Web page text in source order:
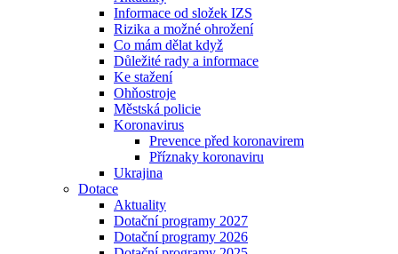
Informace od složek IZS
Rizika a možné ohrožení
Co mám dělat když
Důležité rady a informace
Ke stažení
Ohňostroje
Městská policie
Koronavirus
Prevence před koronavirem
Příznaky koronaviru
Ukrajina
Dotace
Aktuality
Dotační programy 2027
Dotační programy 2026